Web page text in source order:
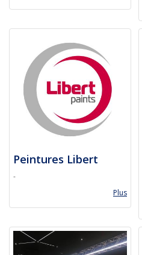
Peintures Libert
-
Plus